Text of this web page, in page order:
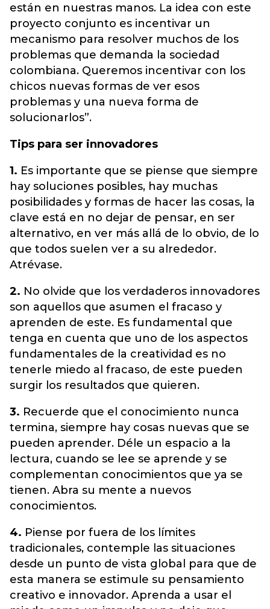
están en nuestras manos. La idea con este
proyecto conjunto es incentivar un
mecanismo para resolver muchos de los
problemas que demanda la sociedad
colombiana. Queremos incentivar con los
chicos nuevas formas de ver esos
problemas y una nueva forma de
solucionarlos”.
Tips para ser innovadores
1. Es importante que se piense que siempre
hay soluciones posibles, hay muchas
posibilidades y formas de hacer las cosas, la
clave está en no dejar de pensar, en ser
alternativo, en ver más allá de lo obvio, de lo
que todos suelen ver a su alrededor.
Atrévase.
2. No olvide que los verdaderos innovadores
son aquellos que asumen el fracaso y
aprenden de este. Es fundamental que
tenga en cuenta que uno de los aspectos
fundamentales de la creatividad es no
tenerle miedo al fracaso, de este pueden
surgir los resultados que quieren.
3. Recuerde que el conocimiento nunca
termina, siempre hay cosas nuevas que se
pueden aprender. Déle un espacio a la
lectura, cuando se lee se aprende y se
complementan conocimientos que ya se
tienen. Abra su mente a nuevos
conocimientos.
4. Piense por fuera de los límites
tradicionales, contemple las situaciones
desde un punto de vista global para que de
esta manera se estimule su pensamiento
creativo e innovador. Aprenda a usar el